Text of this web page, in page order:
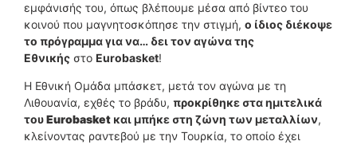
εμφάνισής του, όπως βλέπουμε μέσα από βίντεο του
κοινού που μαγνητοσκόπησε την στιγμή, ο ίδιος διέκοψε
το πρόγραμμα για να… δει τον αγώνα της
Εθνικής στο Eurobasket!
Η Eθνική Oμάδα μπάσκετ, μετά τον αγώνα με τη
Λιθουανία, εχθές το βράδυ, προκρίθηκε στα ημιτελικά
τουEurobasket και μπήκε στη ζώνη των μεταλλίων,
κλείνοντας ραντεβού με την Τουρκία, το οποίο έχει